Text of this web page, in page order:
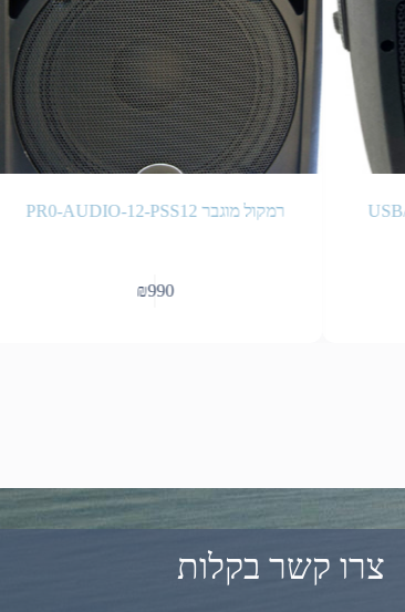
רמקול מוגבר PR0-AUDIO-12-PSS12
990
צרו קשר בקלות